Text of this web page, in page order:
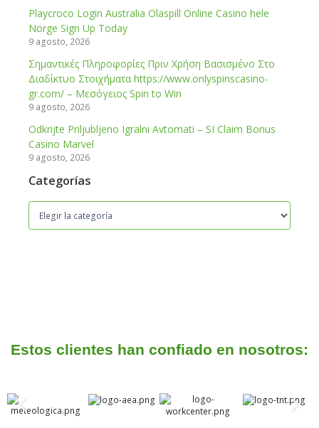
Playcroco Login Australia Olaspill Online Casino hele
Norge Sign Up Today
9 agosto, 2026
Σημαντικές Πληροφορίες Πριν Χρήση Βασισμένο Στο
Διαδίκτυο Στοιχήματα https://www.onlyspinscasino-
gr.com/ – Μεσόγειος Spin to Win
9 agosto, 2026
Odkrijte Priljubljeno Igralni Avtomati – SI Claim Bonus
Casino Marvel
9 agosto, 2026
Categorías
Estos clientes han confiado en nosotros: